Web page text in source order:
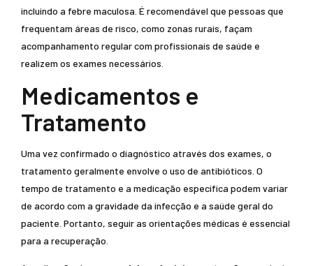
incluindo a febre maculosa. É recomendável que pessoas que
frequentam áreas de risco, como zonas rurais, façam
acompanhamento regular com profissionais de saúde e
realizem os exames necessários.
Medicamentos e
Tratamento
Uma vez confirmado o diagnóstico através dos exames, o
tratamento geralmente envolve o uso de antibióticos. O
tempo de tratamento e a medicação específica podem variar
de acordo com a gravidade da infecção e a saúde geral do
paciente. Portanto, seguir as orientações médicas é essencial
para a recuperação.